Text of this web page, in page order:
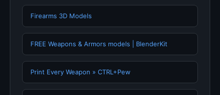
Firearms 3D Models
FREE Weapons & Armors models | BlenderKit
Print Every Weapon » CTRL+Pew